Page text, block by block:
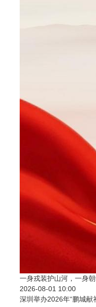
一身戎装护山河，一身
2026-08-01 10:00
深圳举办2026年“鹏城献